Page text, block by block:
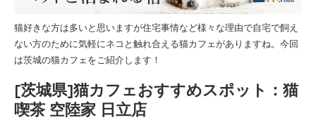
猫好きな方は多いと思いますが住宅事情など様々な理由で自宅で飼え
ない方のために気軽にネコと触れ合える猫カフェがありますね。今回
は茨城の猫カフェをご紹介します！
[茨城県]猫カフェおすすめスポット：猫
喫茶 空陸家 日立店